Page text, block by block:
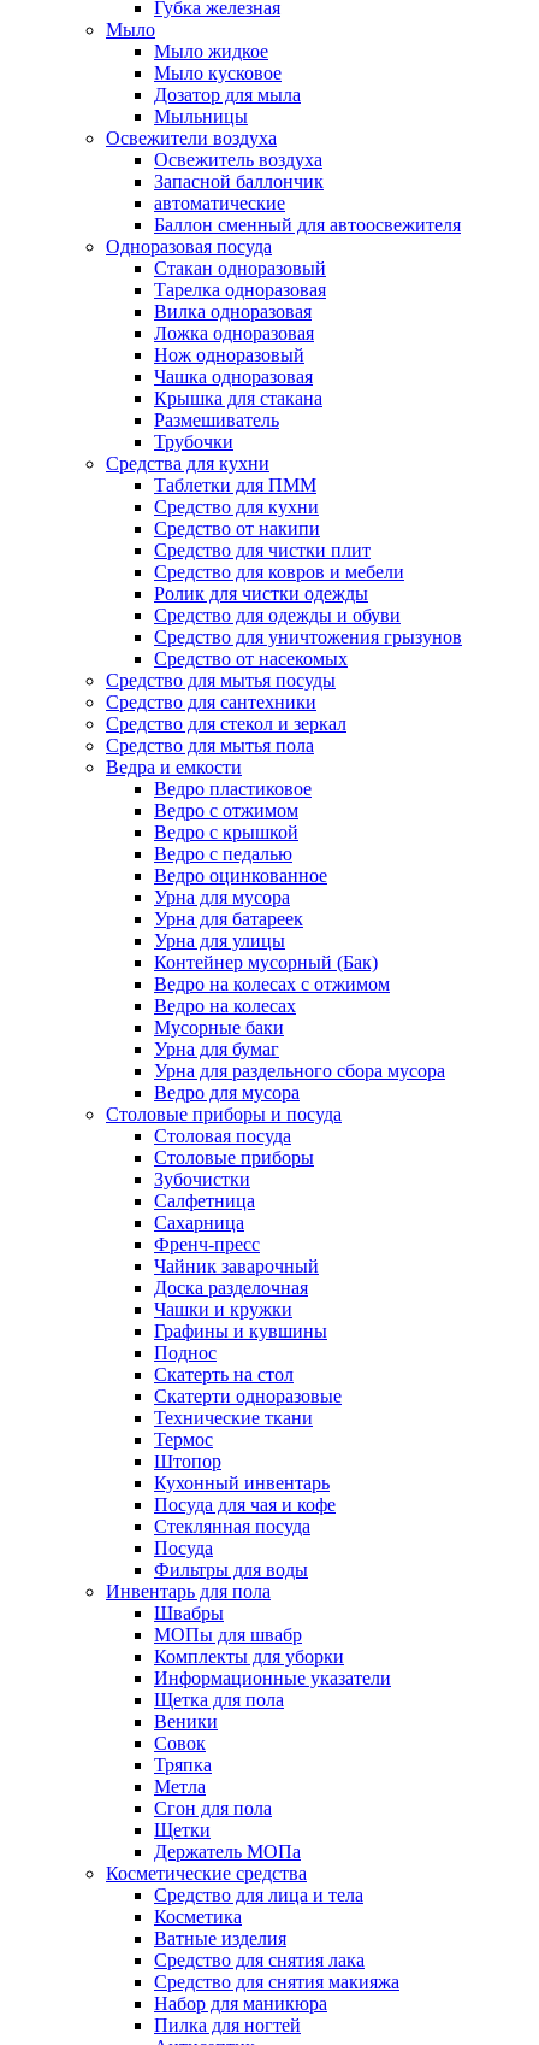
Губка железная
Мыло
Мыло жидкое
Мыло кусковое
Дозатор для мыла
Мыльницы
Освежители воздуха
Освежитель воздуха
Запасной баллончик
автоматические
Баллон сменный для автоосвежителя
Одноразовая посуда
Стакан одноразовый
Тарелка одноразовая
Вилка одноразовая
Ложка одноразовая
Нож одноразовый
Чашка одноразовая
Крышка для стакана
Размешиватель
Трубочки
Средства для кухни
Таблетки для ПММ
Средство для кухни
Средство от накипи
Средство для чистки плит
Средство для ковров и мебели
Ролик для чистки одежды
Средство для одежды и обуви
Средство для уничтожения грызунов
Средство от насекомых
Средство для мытья посуды
Средство для сантехники
Средство для стекол и зеркал
Средство для мытья пола
Ведра и емкости
Ведро пластиковое
Ведро с отжимом
Ведро с крышкой
Ведро с педалью
Ведро оцинкованное
Урна для мусора
Урна для батареек
Урна для улицы
Контейнер мусорный (Бак)
Ведро на колесах с отжимом
Ведро на колесах
Мусорные баки
Урна для бумаг
Урна для раздельного сбора мусора
Ведро для мусора
Столовые приборы и посуда
Столовая посуда
Столовые приборы
Зубочистки
Салфетница
Сахарница
Френч-пресс
Чайник заварочный
Доска разделочная
Чашки и кружки
Графины и кувшины
Поднос
Скатерть на стол
Скатерти одноразовые
Технические ткани
Термос
Штопор
Кухонный инвентарь
Посуда для чая и кофе
Стеклянная посуда
Посуда
Фильтры для воды
Инвентарь для пола
Швабры
МОПы для швабр
Комплекты для уборки
Информационные указатели
Щетка для пола
Веники
Совок
Тряпка
Метла
Сгон для пола
Щетки
Держатель МОПа
Косметические средства
Средство для лица и тела
Косметика
Ватные изделия
Средство для снятия лака
Средство для снятия макияжа
Набор для маникюра
Пилка для ногтей